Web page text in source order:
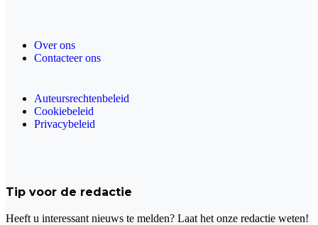
Over ons
Contacteer ons
Auteursrechtenbeleid
Cookiebeleid
Privacybeleid
Tip voor de redactie
Heeft u interessant nieuws te melden? Laat het onze redactie weten!